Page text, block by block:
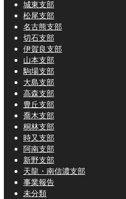
城東支部
松尾支部
名古熊支部
切石支部
伊賀良支部
山本支部
駒場支部
大島支部
高森支部
豊丘支部
喬木支部
桐林支部
時又支部
阿南支部
新野支部
天龍・南信濃支部
事業報告
未分類